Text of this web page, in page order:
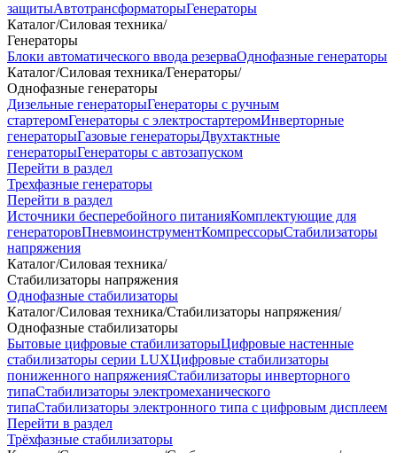
защитыАвтотрансформаторыГенераторы
Каталог/Силовая техника/
Генераторы
Блоки автоматического ввода резерваОднофазные генераторы
Каталог/Силовая техника/Генераторы/
Однофазные генераторы
Дизельные генераторыГенераторы с ручным
стартеромГенераторы с электростартеромИнверторные
генераторыГазовые генераторыДвухтактные
генераторыГенераторы с автозапуском
Перейти в раздел
Трехфазные генераторы
Перейти в раздел
Источники бесперебойного питанияКомплектующие для
генераторовПневмоинструментКомпрессорыСтабилизаторы
напряжения
Каталог/Силовая техника/
Стабилизаторы напряжения
Однофазные стабилизаторы
Каталог/Силовая техника/Стабилизаторы напряжения/
Однофазные стабилизаторы
Бытовые цифровые стабилизаторыЦифровые настенные
стабилизаторы серии LUXЦифровые стабилизаторы
пониженного напряженияСтабилизаторы инверторного
типаСтабилизаторы электромеханического
типаСтабилизаторы электронного типа с цифровым дисплеем
Перейти в раздел
Трёхфазные стабилизаторы